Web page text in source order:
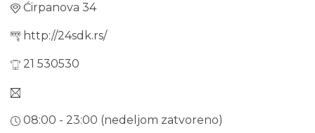
Ćirpanova 34
http://24sdk.rs/
21 530530
08:00 - 23:00 (nedeljom zatvoreno)